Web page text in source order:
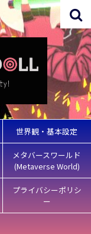
世界観・基本設定
メタバースワールド
(Metaverse World)
プライバシーポリシ
ー